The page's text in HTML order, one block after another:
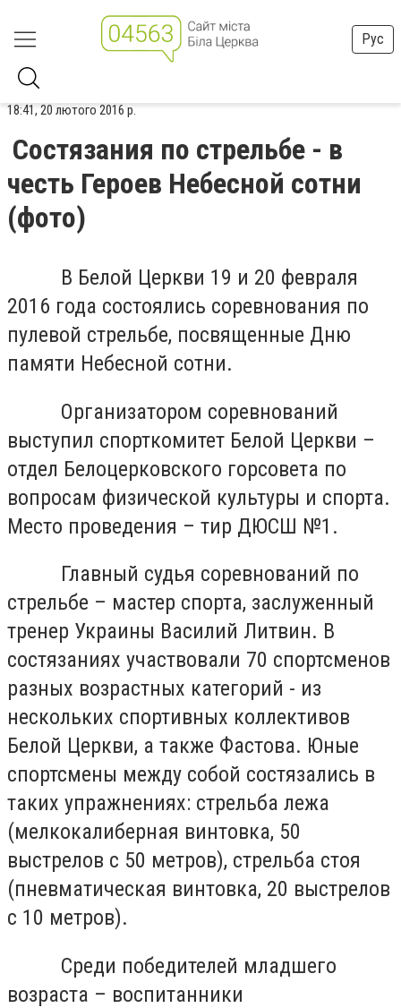
Рус
18:41, 20 лютого 2016 р.
Состязания по стрельбе - в
честь Героев Небесной сотни
(фото)
В Белой Церкви 19 и 20 февраля
2016 года состоялись соревнования по
пулевой стрельбе, посвященные Дню
памяти Небесной сотни.
Организатором соревнований
выступил спорткомитет Белой Церкви –
отдел Белоцерковского горсовета по
вопросам физической культуры и спорта.
Место проведения – тир ДЮСШ №1.
Главный судья соревнований по
стрельбе – мастер спорта, заслуженный
тренер Украины Василий Литвин. В
состязаниях участвовали 70 спортсменов
разных возрастных категорий - из
нескольких спортивных коллективов
Белой Церкви, а также Фастова. Юные
спортсмены между собой состязались в
таких упражнениях: стрельба лежа
(мелкокалиберная винтовка, 50
выстрелов с 50 метров), стрельба стоя
(пневматическая винтовка, 20 выстрелов
с 10 метров).
Среди победителей младшего
возраста – воспитанники